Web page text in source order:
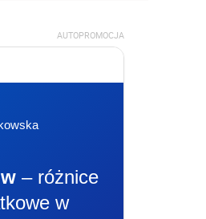
AUTOPROMOCJA
– różnice
w